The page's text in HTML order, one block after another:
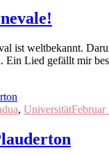
ist weltbekannt.
Ein Lied gefällt mir
, UniversitätFebruar